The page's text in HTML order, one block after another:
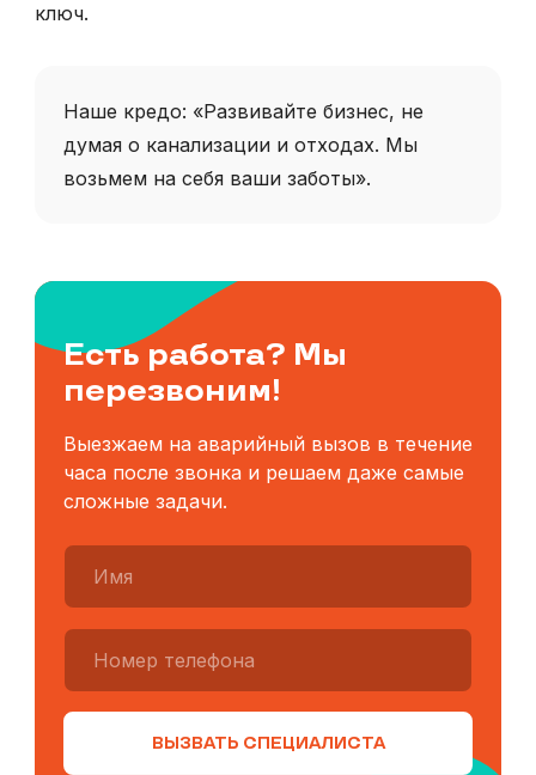
ключ.
Наше кредо: «Развивайте бизнес, не
думая о канализации и отходах. Мы
возьмем на себя ваши заботы».
Есть работа? Мы
перезвоним!
Выезжаем на аварийный вызов в течение
часа после звонка и решаем даже самые
сложные задачи.
ВЫЗВАТЬ СПЕЦИАЛИСТА